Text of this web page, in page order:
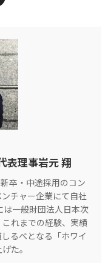
表理事岩元 翔
卒・中途採用のコン
チャー企業にて自社
一般財団法人日本次
れまでの経験、実績
るべとなる「ホワイ
た。